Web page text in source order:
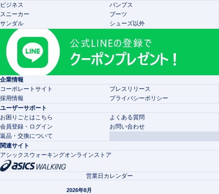
ビジネス
パンプス
スニーカー
ブーツ
サンダル
シューズ以外
企業情報
コーポレートサイト
プレスリリース
採用情報
プライバシーポリシー
ユーザーサポート
お困りごとはこちら
よくある質問
会員登録・ログイン
お問い合わせ
返品・交換について
関連サイト
アシックスウォーキングオンラインストア
営業日カレンダー
2026年8月